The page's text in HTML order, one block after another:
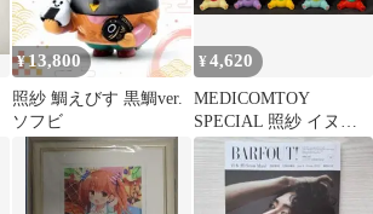
¥13,800
照紗 鯛えびす 黒鯛ver.
ソフビ
¥4,620
MEDICOMTOY
SPECIAL 照紗 イヌハ
リゴン 龍プロダクショ
ン 全5種セット